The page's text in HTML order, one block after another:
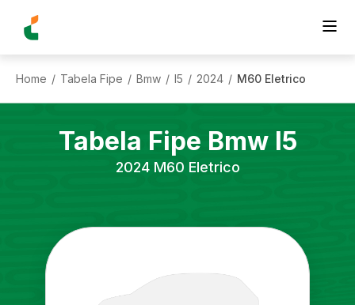
Home / Tabela Fipe / Bmw / I5 / 2024 / M60 Eletrico
Tabela Fipe Bmw I5
2024 M60 Eletrico